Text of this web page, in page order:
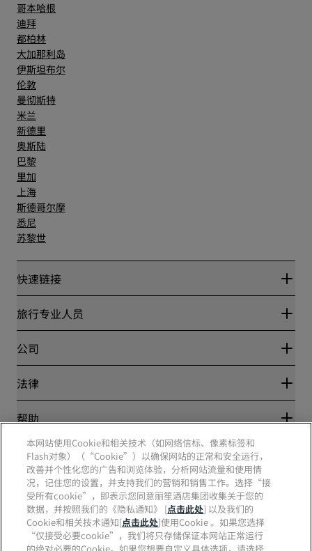
哥本哈根
迪拜
都柏林
大加那利岛
伊斯坦布尔
伦敦
曼彻斯特
米兰
新德里
奥斯陆
巴黎
里加
上海
斯德哥尔摩
悉尼
苏黎世
快速链接
丽赏会
Blog
目的地
丽笙酒店集团APP
体育认证酒店
家庭友好型酒店
旅行专业人员
合作伙伴
公司
丽笙酒店集团
工作机会 RHG
工作机会 PPHE
工作机会 EHL
The Club by RHG
发展机会
责任经营
采购
法律
隐私中心
丽赏会条款和条件
网站使用协议
数字无障碍
现代奴隶制声明
帮助
消费者警示
联系方式
常见问题
网站地图
社交媒体
丽笙酒店集团品牌
本网站使用Cookie和相关技术（如网络信标、像素标签和
Flash对象）（“Cookie”）以确保网站的正常和安全运行，
改善并个性化您的广告和浏览体验，分析网站流量和使用情
况，记住您的设置，并支持我们的营销和销售工作。选择“接
受所有cookie”，即表示您同意丽笙酒店集团收集关于您的
数据，并按照我们的《隐私通知》 [点击此处] 以及我们的
Cookie和相关技术通知[点击此处]使用Cookie 。如果您选择
“仅接受必要cookie”，我们将只存储保证本网站正常运行